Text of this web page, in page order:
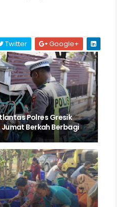
Twitter Google+
Polres Gresik
Berkah Berbagi